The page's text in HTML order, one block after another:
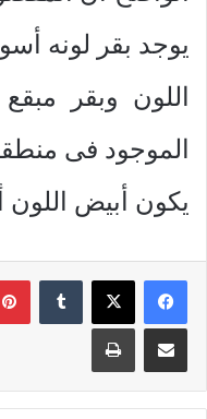
يوجد بقر لونه
اللون وبقر
الموجود فى
يكون أبيض
مشاركة عبر البريد طباعة